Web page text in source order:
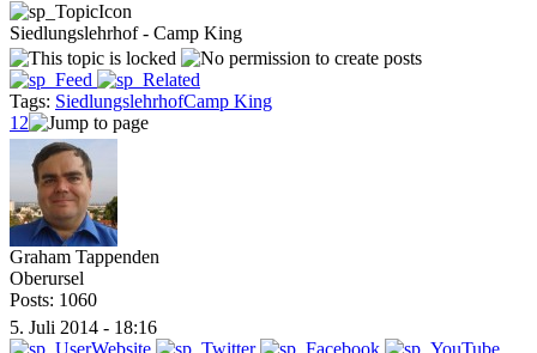
Siedlungslehrhof - Camp King
Tags: SiedlungslehrhofCamp King
1 2
Graham Tappenden
Oberursel
Posts: 1060
5. Juli 2014 - 18:16